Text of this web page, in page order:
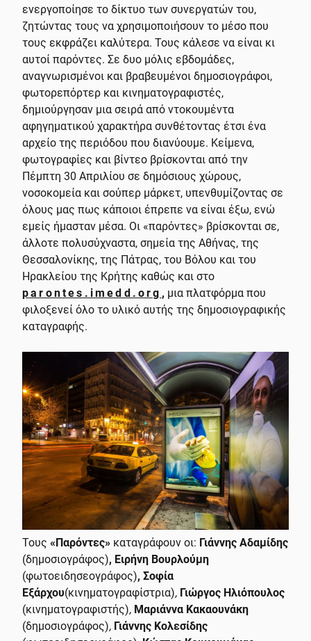
ενεργοποίησε το δίκτυο των συνεργατών του,
ζητώντας τους να χρησιμοποιήσουν το μέσο που
τους εκφράζει καλύτερα. Τους κάλεσε να είναι κι
αυτοί παρόντες. Σε δυο μόλις εβδομάδες,
αναγνωρισμένοι και βραβευμένοι δημοσιογράφοι,
φωτορεπόρτερ και κινηματογραφιστές,
δημιούργησαν μια σειρά από ντοκουμέντα
αφηγηματικού χαρακτήρα συνθέτοντας έτσι ένα
αρχείο της περιόδου που διανύουμε. Κείμενα,
φωτογραφίες και βίντεο βρίσκονται από την
Πέμπτη 30 Απριλίου σε δημόσιους χώρους,
νοσοκομεία και σούπερ μάρκετ, υπενθυμίζοντας σε
όλους μας πως κάποιοι έπρεπε να είναι έξω, ενώ
εμείς ήμασταν μέσα. Οι «παρόντες» βρίσκονται σε,
άλλοτε πολυσύχναστα, σημεία της Αθήνας, της
Θεσσαλονίκης, της Πάτρας, του Βόλου και του
Ηρακλείου της Κρήτης καθώς και στo
parontes.imedd.org , μια πλατφόρμα που
φιλοξενεί όλο το υλικό αυτής της δημοσιογραφικής
καταγραφής.
Τους «Παρόντες» καταγράφουν οι: Γιάννης Αδαμίδης
(δημοσιογράφος), Ειρήνη Βουρλούμη
(φωτοειδησεογράφος), Σοφία
Εξάρχου(κινηματογραφίστρια), Γιώργος Ηλιόπουλος
(κινηματογραφιστής), Μαριάννα Κακαουνάκη
(δημοσιογράφος), Γιάννης Κολεσίδης